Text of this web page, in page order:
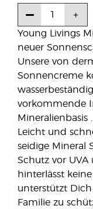
Young Livings
neuer
Unsere von
Sonnencreme
vorkommende
Mineralienbasis .
Leicht und
seidige Mineral
Schutz vor UVA
hinterlässt
unterstützt
Familie zu